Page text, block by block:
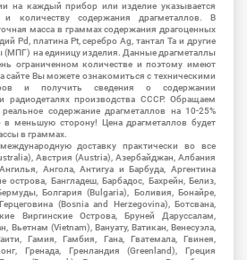
на каждый прибор или изделие указывается
количеству содержания драгметаллов. В
масса в граммах содержания драгоценных
Pd, платина Pt, серебро Ag, тантал Ta и другие
(МПГ) на единицу изделия. Данные драгметаллы
ограниченном количестве и поэтому имеют
сайте Вы можете ознакомиться с техническими
и получить сведения о содержании
радиодеталях производства СССР. Обращаем
содержание драгметаллов на 10-25%
в меньшую сторону! Цена драгметаллов будет
в граммах.
доставку практически во все
Австрия (Austria), Азербайджан, Албания
Ангола, Антигуа и Барбуда, Аргентина
острова, Бангладеш, Барбадос, Бахрейн, Белиз,
Болгария (Bulgaria), Боливия, Бонайре,
(Bosnia and Herzegovina), Ботсвана,
Виргинские Острова, Бруней Даруссалам,
Вьетнам (Vietnam), Вануату, Ватикан, Венесуэла,
Гамия, Гамбия, Гана, Гватемала, Гвинея,
Гренада, Гренландия (Greenland), Греция